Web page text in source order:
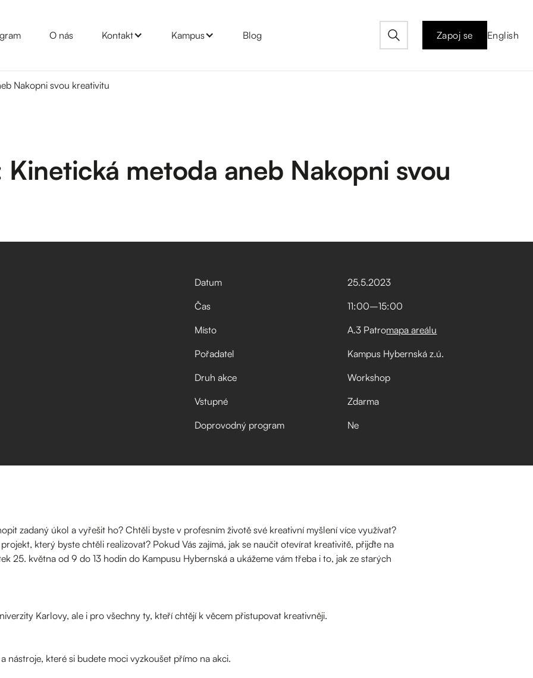
O nás Kontakt Kampus Blog Zapoj se English
Nakopni svou kreativitu
metoda aneb Nakopni svou
Datum 25.5.2023
Čas
11:00–⁠15:00
Místo
A.3 Patromapa areálu
Pořadatel
Kampus Hybernská z.ú.
Druh akce
Workshop
Vstupné
Zdarma
Doprovodný program
Ne
zadaný úkol a vyřešit ho? Chtěli byste v profesním životě své kreativní myšlení více využívat?
který byste chtěli realizovat? Pokud Vás zajímá, jak se naučit otevírat kreativitě, přijďte na
25. května od 9 do 13 hodin do Kampusu Hybernská a ukážeme vám třeba i to, jak ze starých
Karlovy, ale i pro všechny ty, kteří chtějí k věcem přistupovat kreativněji.
nástroje, které si budete moci vyzkoušet přímo na akci.